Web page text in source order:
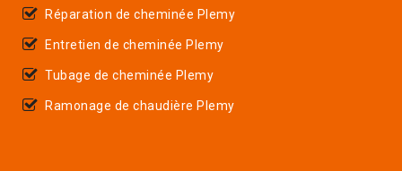
Réparation de cheminée Plemy
Entretien de cheminée Plemy
Tubage de cheminée Plemy
Ramonage de chaudière Plemy